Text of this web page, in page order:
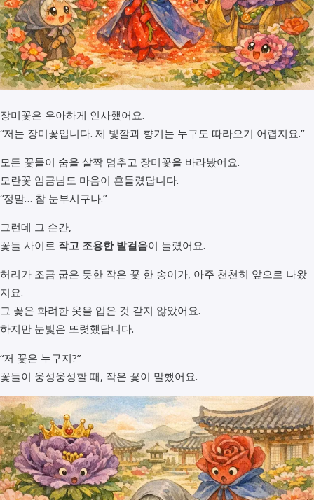
장미꽃은 우아하게 인사했어요.
“저는 장미꽃입니다. 제 빛깔과 향기는 누구도 따라오기 어렵지요.”
모든 꽃들이 숨을 살짝 멈추고 장미꽃을 바라봤어요.
모란꽃 임금님도 마음이 흔들렸답니다.
“정말… 참 눈부시구나.”
그런데 그 순간,
꽃들 사이로 작고 조용한 발걸음이 들렸어요.
허리가 조금 굽은 듯한 작은 꽃 한 송이가, 아주 천천히 앞으로 나왔
지요.
그 꽃은 화려한 옷을 입은 것 같지 않았어요.
하지만 눈빛은 또렷했답니다.
“저 꽃은 누구지?”
꽃들이 웅성웅성할 때, 작은 꽃이 말했어요.